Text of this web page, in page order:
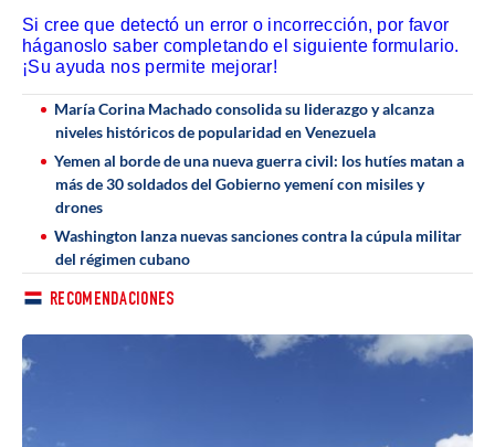
Si cree que detectó un error o incorrección, por favor
háganoslo saber completando el siguiente formulario.
¡Su ayuda nos permite mejorar!
María Corina Machado consolida su liderazgo y alcanza
niveles históricos de popularidad en Venezuela
Yemen al borde de una nueva guerra civil: los hutíes matan a
más de 30 soldados del Gobierno yemení con misiles y
drones
Washington lanza nuevas sanciones contra la cúpula militar
del régimen cubano
RECOMENDACIONES